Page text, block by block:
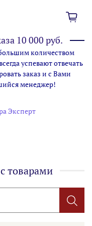
10 000 руб.
количеством
успевают отвечать
заказ и с Вами
менеджер!
Эксперт
товарами